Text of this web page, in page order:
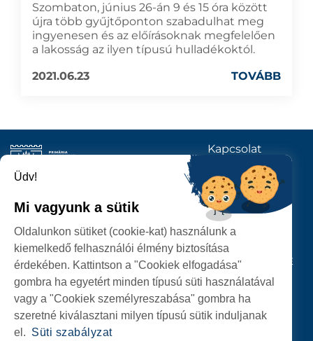
Szombaton, június 26-án 9 és 15 óra között
újra több gyűjtőponton szabadulhat meg
ingyenesen és az előírásoknak megfelelően
a lakosság az ilyen típusú hulladékoktól.
2021.06.23
TOVÁBB
SZEMÉLYES ADATOK VÉDELME
SZATMÁRNÉMETI
POLGÁRMESTERI HIVATAL
P-ȚA 25 OCTOMBRIE, NR. 1 CORP M, 440026 SATU MARE
Kapcsolat
KÖVESSENEK
Üdv!
Mi vagyunk a sütik
Oldalunkon sütiket (cookie-kat) használunk a
kiemelkedő felhasználói élmény biztosítása
érdekében. Kattintson a "Cookiek elfogadása"
gombra ha egyetért minden típusú süti használatával
vagy a "Cookiek személyreszabása" gombra ha
szeretné kiválasztani milyen típusú sütik induljanak
el. Süti szabályzat